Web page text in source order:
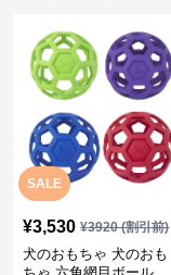
SALE
¥3,530 ¥3920(割引前)
犬のおもちゃ 犬のおも